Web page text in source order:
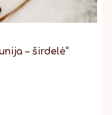
– širdelė”